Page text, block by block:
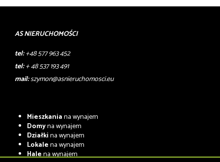
AS NIERUCHOMOŚCI
tel:+48 577 963 452
tel:+ 48 537 193 491
mail:szymon@asnieruchomosci.eu
Mieszkaniana wynajem
Domyna wynajem
Działkina wynajem
Lokalena wynajem
Halena wynajem